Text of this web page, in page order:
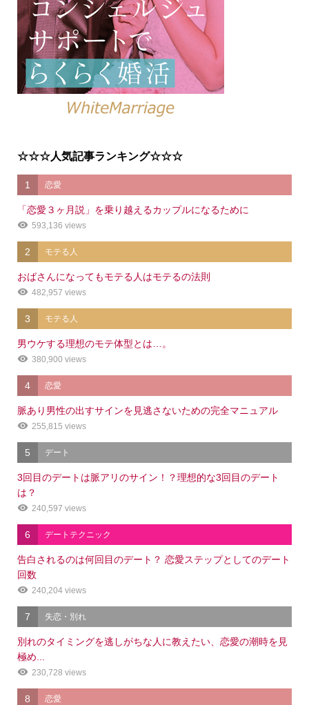
☆☆☆人気記事ランキング☆☆☆
1 恋愛
「恋愛３ヶ月説」を乗り越えるカップルになるために
593,136 views
2 モテる人
おばさんになってもモテる人はモテるの法則
482,957 views
3 モテる人
男ウケする理想のモテ体型とは…。
380,900 views
4 恋愛
脈あり男性の出すサインを見逃さないための完全マニュアル
255,815 views
5 デート
3回目のデートは脈アリのサイン！？理想的な3回目のデート
は？
240,597 views
6 デートテクニック
告白されるのは何回目のデート？ 恋愛ステップとしてのデート
回数
240,204 views
7 失恋・別れ
別れのタイミングを逃しがちな人に教えたい、恋愛の潮時を見
極め...
230,728 views
8 恋愛